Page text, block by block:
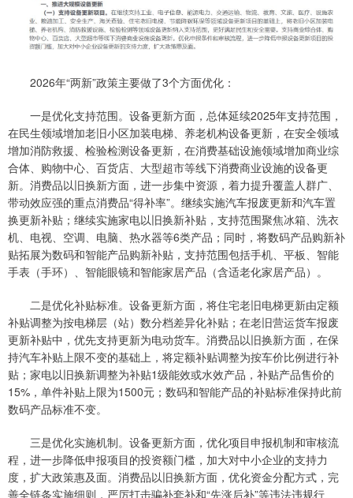
2026年“两新”政策主要做了3个方面优化：
一是优化支持范围。设备更新方面，总体延续2025年支持范围，
在民生领域增加老旧小区加装电梯、养老机构设备更新，在安全领域
增加消防救援、检验检测设备更新，在消费基础设施领域增加商业综
合体、购物中心、百货店、大型超市等线下消费商业设施的设备更
新。消费品以旧换新方面，进一步集中资源，着力提升覆盖人群广、
带动效应强的重点消费品“得补率”。继续实施汽车报废更新和汽车置
换更新补贴；继续实施家电以旧换新补贴，支持范围聚焦冰箱、洗衣
机、电视、空调、电脑、热水器等6类产品；同时，将数码产品购新补
贴拓展为数码和智能产品购新补贴，支持范围包括手机、平板、智能
手表（手环）、智能眼镜和智能家居产品（含适老化家居产品）。
二是优化补贴标准。设备更新方面，将住宅老旧电梯更新由定额
补贴调整为按电梯层（站）数分档差异化补贴；在老旧营运货车报废
更新补贴中，优先支持更新为电动货车。消费品以旧换新方面，在保
持汽车补贴上限不变的基础上，将定额补贴调整为按车价比例进行补
贴；家电以旧换新调整为补贴1级能效或水效产品，补贴产品售价的
15%，单件补贴上限为1500元；数码和智能产品的补贴标准保持此前
数码产品标准不变。
三是优化实施机制。设备更新方面，优化项目申报机制和审核流
程，进一步降低申报项目的投资额门槛，加大对中小企业的支持力
度，扩大政策惠及面。消费品以旧换新方面，优化资金分配方式，完
善全链条实施细则，严厉打击骗补套补和“先涨后补”等违法违规行